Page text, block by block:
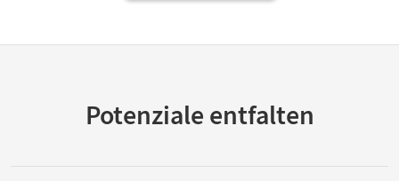
Potenziale entfalten